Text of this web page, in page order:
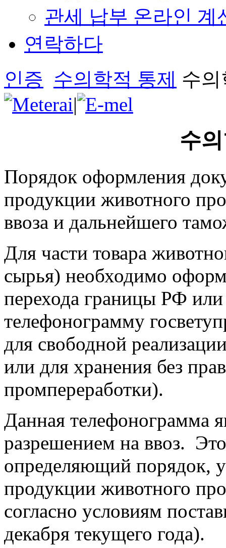
관세 납부 온라인 계
연락하다
인증 수의학적 통제 수
|
수
Порядок оформления
продукции животного
ввоза и дальнейшего
Для части товара
сырья) необходимо
перехода границы РФ или
телефонограмму
для свободной
или для хранения без
промпереработки).
Данная телефонограмма
разрешением на ввоз.
определяющий порядок,
продукции животного
согласно условиям
декабря текущего года).